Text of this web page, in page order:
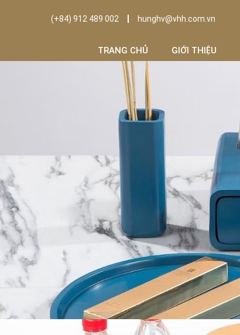
(+84) 912 489 002 hunghv@vhh.com.vn
TRANG CHỦ GIỚI THIỆU